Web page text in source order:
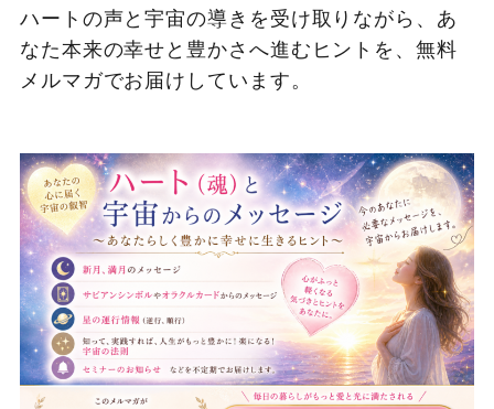
ハートの声と宇宙の導きを受け取りながら、あ
なた本来の幸せと豊かさへ進むヒントを、無料
メルマガでお届けしています。